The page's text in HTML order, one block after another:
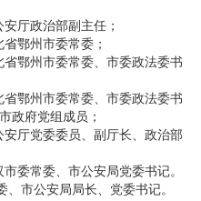
厅政治部副主任；
鄂州市委常委；
鄂州市委常委、市委政法委书
鄂州市委常委、市委政法委书
政府党组成员；
厅党委委员、副厅长、政治部
常委、市公安局党委书记。
市公安局局长、党委书记。